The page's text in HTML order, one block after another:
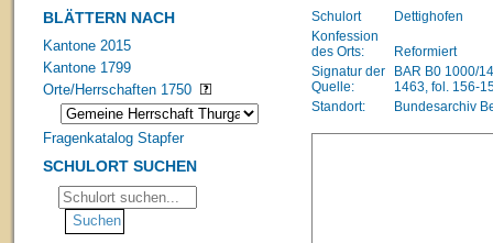
BLÄTTERN NACH
Kantone 2015
Kantone 1799
Orte/Herrschaften 1750
Fragenkatalog Stapfer
SCHULORT SUCHEN
Schulort
Dettighofen
Konfession
des Orts:
Reformiert
Signatur der
Quelle:
BAR B0 1000/
1463, fol. 156-
Standort:
Bundesarchiv